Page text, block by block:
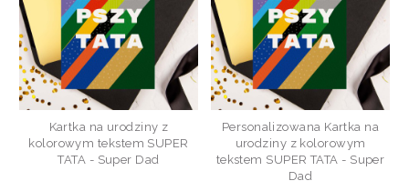
Kartka na urodziny z
kolorowym tekstem SUPER
TATA - Super Dad
Personalizowana Kartka na
urodziny z kolorowym
tekstem SUPER TATA - Super
Dad